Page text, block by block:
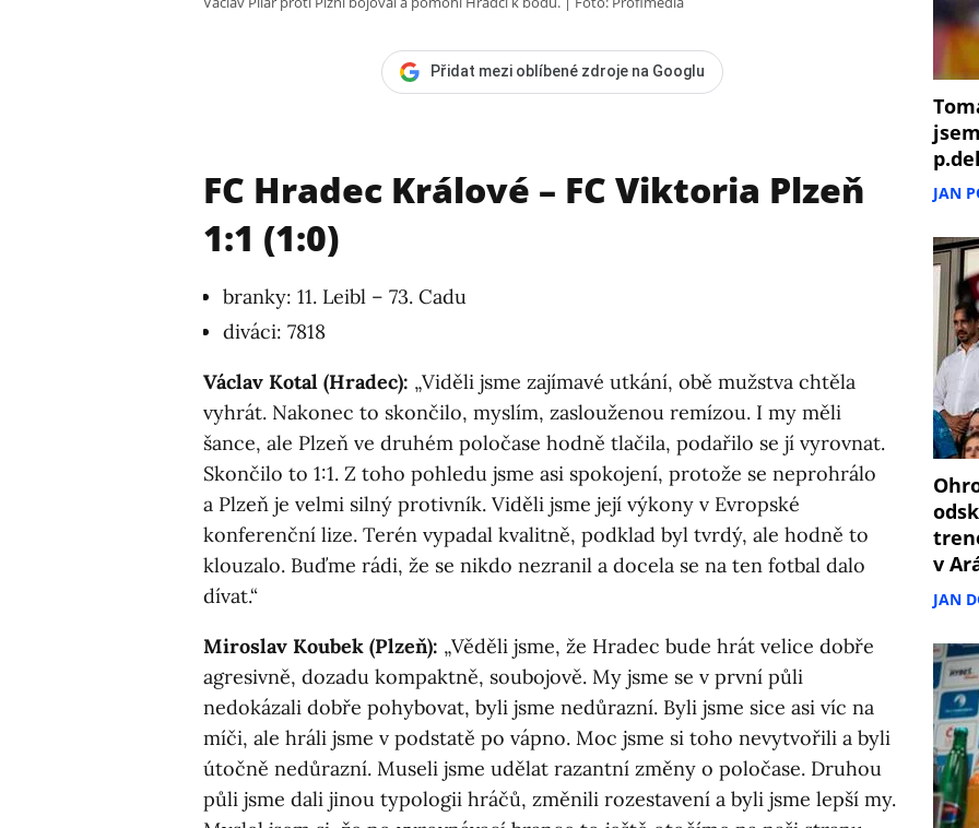
Přidat mezi oblíbené zdroje na Googlu
FC Hradec Králové – FC Viktoria Plzeň
1:1 (1:0)
branky: 11. Leibl – 73. Cadu
diváci: 7818
Václav Kotal (Hradec): „Viděli jsme zajímavé utkání, obě mužstva chtěla
vyhrát. Nakonec to skončilo, myslím, zaslouženou remízou. I my měli
šance, ale Plzeň ve druhém poločase hodně tlačila, podařilo se jí vyrovnat.
Skončilo to 1:1. Z toho pohledu jsme asi spokojení, protože se neprohrálo
a Plzeň je velmi silný protivník. Viděli jsme její výkony v Evropské
konferenční lize. Terén vypadal kvalitně, podklad byl tvrdý, ale hodně to
klouzalo. Buďme rádi, že se nikdo nezranil a docela se na ten fotbal dalo
dívat.“
Miroslav Koubek (Plzeň): „Věděli jsme, že Hradec bude hrát velice dobře
agresivně, dozadu kompaktně, soubojově. My jsme se v první půli
nedokázali dobře pohybovat, byli jsme nedůrazní. Byli jsme sice asi víc na
míči, ale hráli jsme v podstatě po vápno. Moc jsme si toho nevytvořili a byli
útočně nedůrazní. Museli jsme udělat razantní změny o poločase. Druhou
půli jsme dali jinou typologii hráčů, změnili rozestavení a byli jsme lepší my.
p.del
JAN
v
JAN